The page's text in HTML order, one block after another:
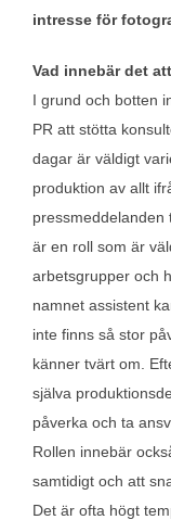
intresse för
Vad innebär det
I grund och botten
PR att stötta
dagar är väldigt
produktion av allt
pressmeddelanden
är en roll som är
arbetsgrupper och
namnet assistent
inte finns så stor
känner tvärt om.
själva
påverka och ta
Rollen innebär
samtidigt och att
Det är ofta högt